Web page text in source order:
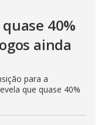
40%
ainda
para a
que quase 40%